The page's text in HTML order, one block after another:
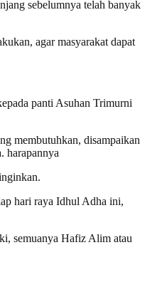
sebelumnya telah banyak
agar masyarakat dapat
panti Asuhan Trimurni
membutuhkan, disampaikan
harapannya
hari raya Idhul Adha ini,
semuanya Hafiz Alim atau